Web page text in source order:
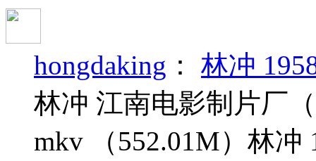
hongdaking ： 林冲
林冲 江南电影制片厂
mkv （552.01M）林冲